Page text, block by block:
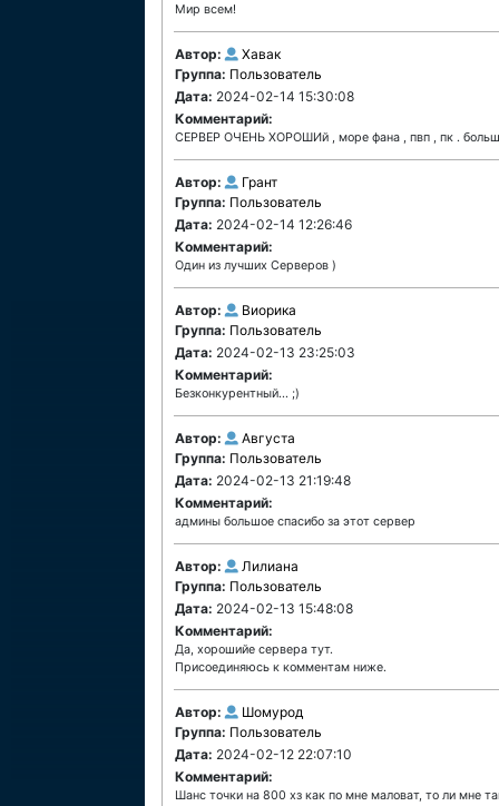
Мир всем!
Автор:
Хавак
Группа: Пользователь
Дата: 2024-02-14 15:30:08
Комментарий:
СЕРВЕР ОЧЕНЬ ХОРОШИй , море фана , пвп , пк .
Автор:
Грант
Группа: Пользователь
Дата: 2024-02-14 12:26:46
Комментарий:
Один из лучших Серверов )
Автор:
Виорика
Группа: Пользователь
Дата: 2024-02-13 23:25:03
Комментарий:
Безконкурентный... ;)
Автор:
Августа
Группа: Пользователь
Дата: 2024-02-13 21:19:48
Комментарий:
админы большое спасибо за этот сервер
Автор:
Лилиана
Группа: Пользователь
Дата: 2024-02-13 15:48:08
Комментарий:
Да, хорошийе сервера тут.
Присоединяюсь к комментам ниже.
Автор:
Шомурод
Группа: Пользователь
Дата: 2024-02-12 22:07:10
Комментарий:
Шанс точки на 800 хз как по мне маловат, то ли мне